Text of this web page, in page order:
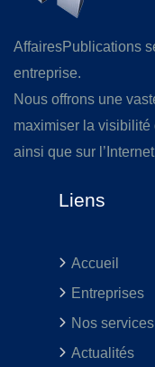
AffairesPublications
entreprise.
Nous offrons une
maximiser la visibilité
ainsi que sur
Liens
Accueil
Entreprises
Nos services
Actualités